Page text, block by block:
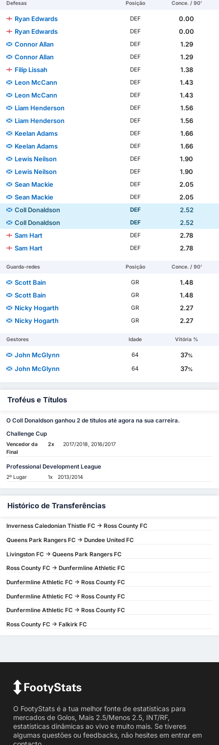
Defesas Posição Conce. / 90'
Ryan Edwards DEF
0.00
Ryan Edwards
DEF
0.00
Connor Allan
DEF
1.29
Connor Allan
DEF
1.29
Filip Lissah
DEF
1.38
Leon McCann
DEF
1.43
Leon McCann
DEF
1.43
Liam Henderson
DEF
1.56
Liam Henderson
DEF
1.56
Keelan Adams
DEF
1.66
Keelan Adams
DEF
1.66
Lewis Neilson
DEF
1.90
Lewis Neilson
DEF
1.90
Sean Mackie
DEF
2.05
Sean Mackie
DEF
2.05
Coll Donaldson
DEF
2.52
Coll Donaldson
DEF
2.52
Sam Hart
DEF
2.78
Sam Hart
DEF 2.78
Guarda-redes Posição Conce. / 90'
Scott Bain GR
1.48
Scott Bain
GR
1.48
Nicky Hogarth
GR
2.27
Nicky Hogarth
GR 2.27
Gestores Idade Vitória %
John McGlynn 64 37%
John McGlynn 64 37%
Troféus e Títulos
O Coll Donaldson ganhou 2 de títulos até agora na sua carreira.
Challenge Cup
Vencedor da
Final
2x 2017/2018, 2016/2017
Professional Development League
2º Lugar 1x 2013/2014
Histórico de Transferências
Inverness Caledonian Thistle FC -> Ross County FC
Queens Park Rangers FC -> Dundee United FC
Livingston FC -> Queens Park Rangers FC
Ross County FC -> Dunfermline Athletic FC
Dunfermline Athletic FC -> Ross County FC
Dunfermline Athletic FC -> Ross County FC
Dunfermline Athletic FC -> Ross County FC
Ross County FC -> Falkirk FC
O FootyStats é a tua melhor fonte de estatísticas para
mercados de Golos, Mais 2.5/Menos 2.5, INT/RF,
estatísticas dinâmicas ao vivo e muito mais. Se tiveres
algumas questões ou feedbacks, não hesites em entrar em